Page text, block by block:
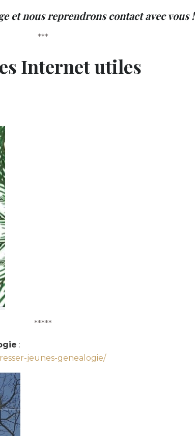
et nous reprendrons contact avec vous !
***
Internet utiles
*****
:
jeunes-genealogie/